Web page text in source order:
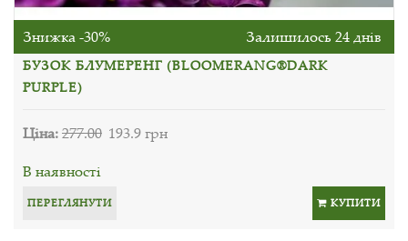
Знижка -30% Залишилось 24 днів
БУЗОК БЛУМЕРЕНГ (BLOOMERANG®DARK
PURPLE)
Ціна:277.00 193.9 грн
В наявності
ПЕРЕГЛЯНУТИ КУПИТИ